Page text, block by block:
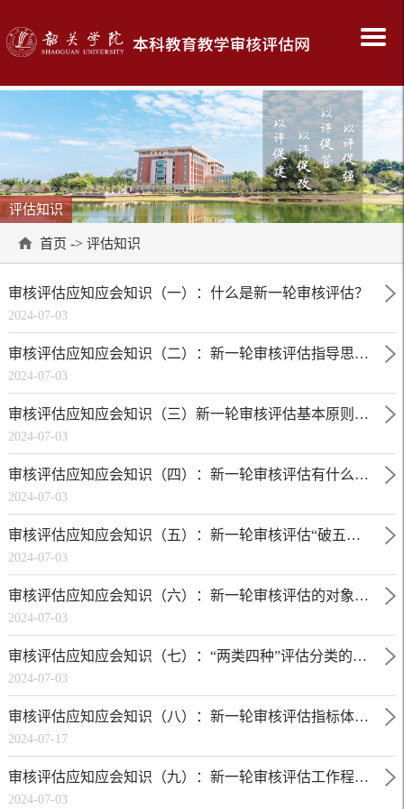
评估知识
首页 -> 评估知识
审核评估应知应会知识（一）：什么是新一轮审核评估？
2024-07-03
审核评估应知应会知识（二）：新一轮审核评估指导思想是什么？
2024-07-03
审核评估应知应会知识（三）新一轮审核评估基本原则是什么?
2024-07-03
审核评估应知应会知识（四）：新一轮审核评估有什么突出特点?
2024-07-03
审核评估应知应会知识（五）：新一轮审核评估“破五唯、立新标”有哪些举措?
2024-07-03
审核评估应知应会知识（六）：新一轮审核评估的对象和周期是什么?
2024-07-03
审核评估应知应会知识（七）：“两类四种”评估分类的具体内涵是什么?
2024-07-03
审核评估应知应会知识（八）：新一轮审核评估指标体系的主要内容及特点有哪些？
2024-07-17
审核评估应知应会知识（九）：新一轮审核评估工作程序有哪些?
2024-07-03